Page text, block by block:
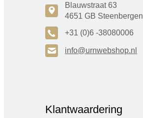
c
Blauwstraat 63
4651 GB Steenbergen
A +31 (0)6 -38080006
H info@urnwebshop.nl
Klantwaardering